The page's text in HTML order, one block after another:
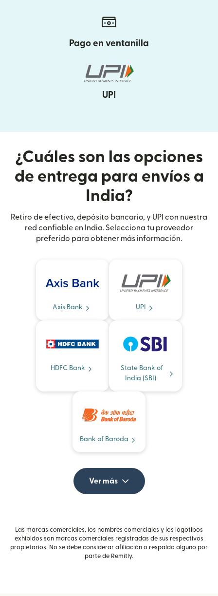
Pago en ventanilla
UPI
¿Cuáles son las opciones
de entrega para envíos a
India?
Retiro de efectivo, depósito bancario, y UPI con nuestra
red confiable en India. Selecciona tu proveedor
preferido para obtener más información.
Axis Bank UPI
HDFC Bank
State Bank of
India (SBI)
Bank of Baroda
Ver más
Las marcas comerciales, los nombres comerciales y los logotipos
exhibidos son marcas comerciales registradas de sus respectivos
propietarios. No se debe considerar afiliación o respaldo alguno por
parte de Remitly.